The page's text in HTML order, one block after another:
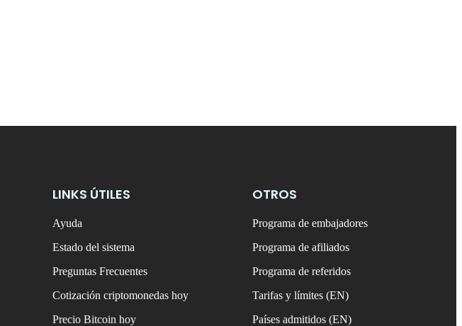
LINKS ÚTILES
Ayuda
Estado del sistema
Preguntas Frecuentes
Cotización criptomonedas hoy
Precio Bitcoin hoy
OTROS
Programa de embajadores
Programa de afiliados
Programa de referidos
Tarifas y límites (EN)
Países admitidos (EN)